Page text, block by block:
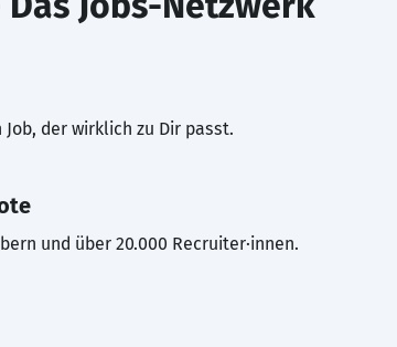
der wirklich zu Dir passt.
und über 20.000 Recruiter·innen.